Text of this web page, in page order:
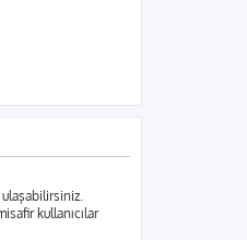
ulaşabilirsiniz.
kullanıcılar